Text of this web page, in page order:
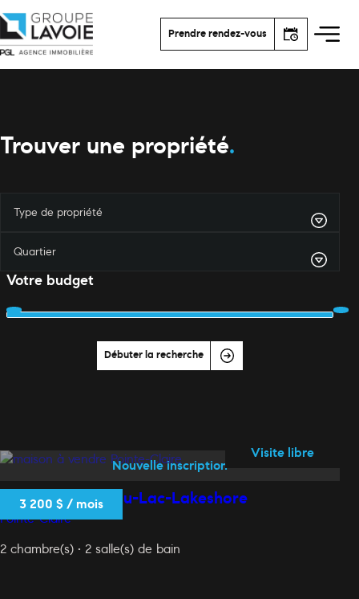
Prendre rendez-vous
Trouver une propriété.
Votre budget
Débuter la recherche
3 200 $ / mois
Nouvelle inscription
Visite libre
32 Ch. du Bord-du-Lac-Lakeshore
Pointe-Claire
2 chambre(s) • 2 salle(s) de bain